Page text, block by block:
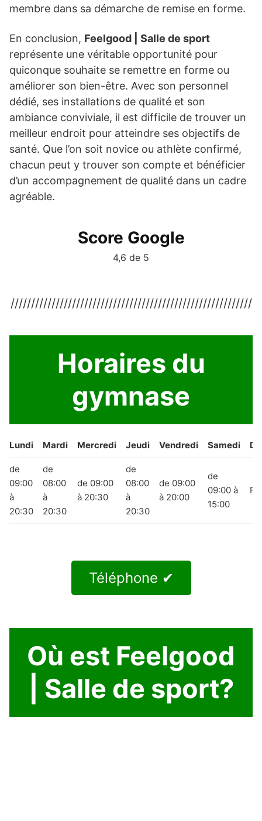
membre dans sa démarche de remise en forme.
En conclusion, Feelgood | Salle de sport
représente une véritable opportunité pour
quiconque souhaite se remettre en forme ou
améliorer son bien-être. Avec son personnel
dédié, ses installations de qualité et son
ambiance conviviale, il est difficile de trouver un
meilleur endroit pour atteindre ses objectifs de
santé. Que l’on soit novice ou athlète confirmé,
chacun peut y trouver son compte et bénéficier
d’un accompagnement de qualité dans un cadre
agréable.
Score Google
4,6 de 5
///////////////////////////////////////////////////////////
Horaires du
gymnase
Lundi Mardi Mercredi Jeudi Vendredi Samedi
de
09:00
à
20:30
de
08:00
à
20:30
de 09:00
à 20:30
de
08:00
à
20:30
de 09:00
à 20:00
de
09:00 à
15:00
Téléphone ✔
Où est Feelgood
| Salle de sport?